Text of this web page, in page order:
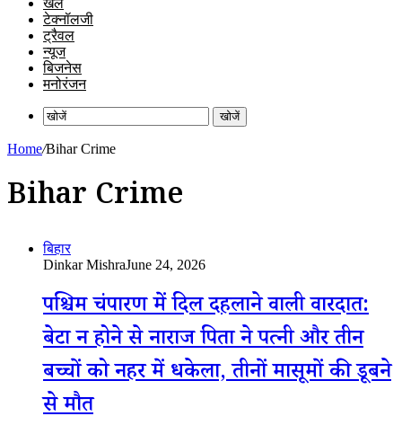
खेल
टेक्नॉलजी
ट्रैवल
न्यूज
बिजनेस
मनोरंजन
खोजें
Home/Bihar Crime
Bihar Crime
बिहार
Dinkar MishraJune 24, 2026
पश्चिम चंपारण में दिल दहलाने वाली वारदात:
बेटा न होने से नाराज पिता ने पत्नी और तीन
बच्चों को नहर में धकेला, तीनों मासूमों की डूबने
से मौत